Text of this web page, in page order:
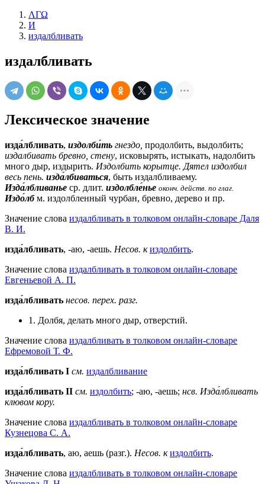
ΛΓΩ
И
издалбливать
издалбливать
Лексическое значение
изда́лбливать, издолби́ть гнездо, продолбить, выдолбить;
издалбивать бревно, стену, исковырять, истыкать, надолбить
много дыр, издырить. Издолбить корытце. Дятел издолбил
весь пень. изда́лбиваться, быть издалбливаему.
Изда́лбливанье ср. длит. издолбле́нье оконч. действ. по глаг.
Издо́лб м. издолбленный чурбан, бревно, дерево и пр.
Значение слова издалбливать в толковом онлайн-словаре Даля
В. И.
изда́лбливать, -аю, -аешь. Несов. к издолбить.
Значение слова издалбливать в толковом онлайн-словаре
Евгеньевой А. П.
изда́лбливать несов. перех. разг.
1. Долбя, делать много дыр, отверстий.
Значение слова издалбливать в толковом онлайн-словаре
Ефремовой Т. Ф.
изда́лбливать I см. издалбливание
изда́лбливать II см. издолбить; -аю, -аешь; нсв. Изда́лбливать
клювом кору.
Значение слова издалбливать в толковом онлайн-словаре
Кузнецова С. А.
изда́лбливать, аю, аешь (разг.). Несов. к издолбить.
Значение слова издалбливать в толковом онлайн-словаре